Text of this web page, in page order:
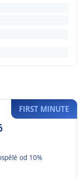
od 10%
FIRST MINUTE